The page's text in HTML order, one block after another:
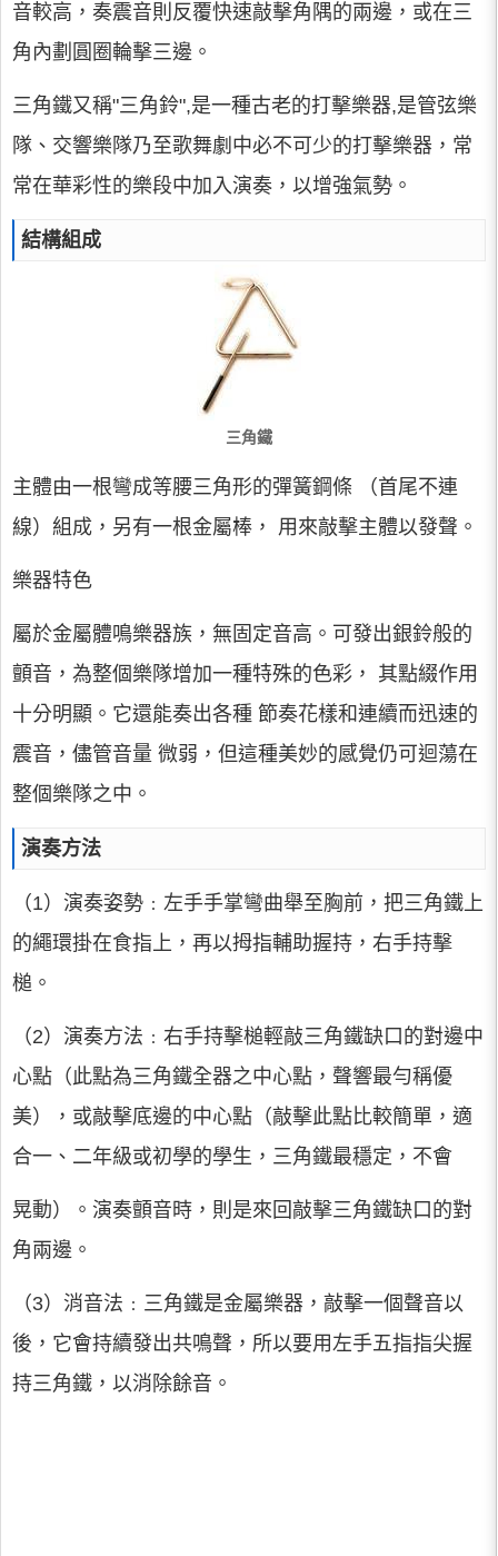
音較高，奏震音則反覆快速敲擊角隅的兩邊，或在三
角內劃圓圈輪擊三邊。
三角鐵又稱"三角鈴",是一種古老的打擊樂器,是管弦樂
隊、交響樂隊乃至歌舞劇中必不可少的打擊樂器，常
常在華彩性的樂段中加入演奏，以增強氣勢。
結構組成
三角鐵
主體由一根彎成等腰三角形的彈簧鋼條 （首尾不連
線）組成，另有一根金屬棒， 用來敲擊主體以發聲。
樂器特色
屬於金屬體鳴樂器族，無固定音高。可發出銀鈴般的
顫音，為整個樂隊增加一種特殊的色彩， 其點綴作用
十分明顯。它還能奏出各種 節奏花樣和連續而迅速的
震音，儘管音量 微弱，但這種美妙的感覺仍可迴蕩在
整個樂隊之中。
演奏方法
（1）演奏姿勢﹕左手手掌彎曲舉至胸前，把三角鐵上
的繩環掛在食指上，再以拇指輔助握持，右手持擊
槌。
（2）演奏方法﹕右手持擊槌輕敲三角鐵缺口的對邊中
心點（此點為三角鐵全器之中心點，聲響最勻稱優
美），或敲擊底邊的中心點（敲擊此點比較簡單，適
合一、二年級或初學的學生，三角鐵最穩定，不會
晃動）。演奏顫音時，則是來回敲擊三角鐵缺口的對
角兩邊。
（3）消音法﹕三角鐵是金屬樂器，敲擊一個聲音以
後，它會持續發出共鳴聲，所以要用左手五指指尖握
持三角鐵，以消除餘音。